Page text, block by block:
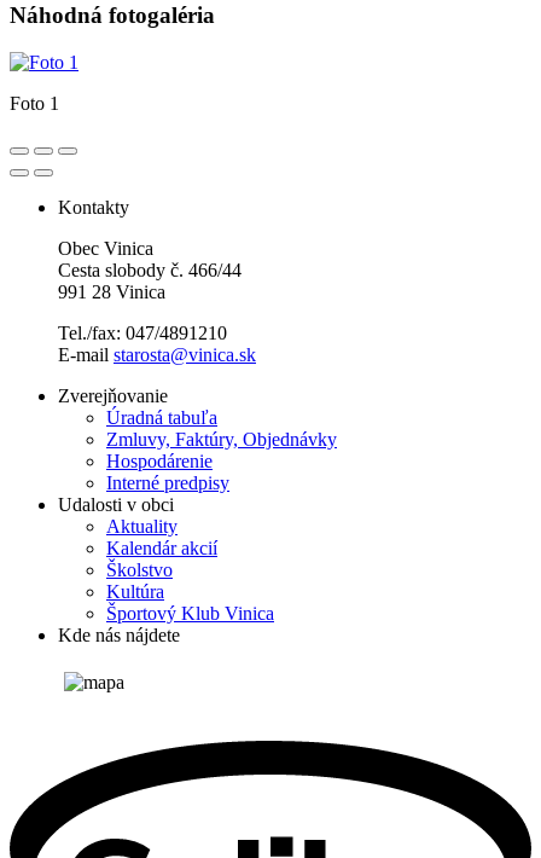
Náhodná fotogaléria
Foto 1
Kontakty
Obec Vinica
Cesta slobody č. 466/44
991 28 Vinica
Tel./fax: 047/4891210
E-mail starosta@vinica.sk
Zverejňovanie
Úradná tabuľa
Zmluvy, Faktúry, Objednávky
Hospodárenie
Interné predpisy
Udalosti v obci
Aktuality
Kalendár akcií
Školstvo
Kultúra
Športový Klub Vinica
Kde nás nájdete